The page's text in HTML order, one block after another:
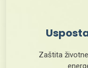
Zaštita